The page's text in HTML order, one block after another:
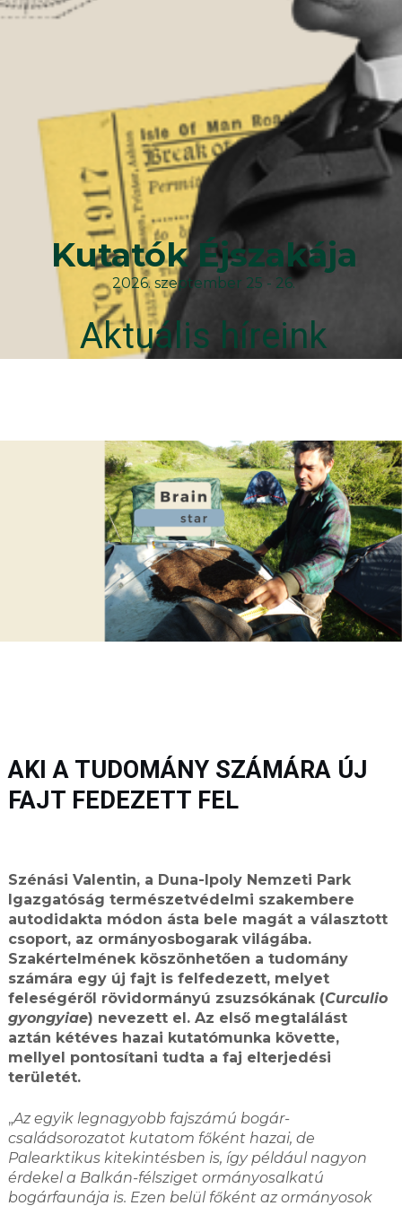
Kutatók Éjszakája
2026. szeptember 25 - 26.
Aktuális híreink
AKI A TUDOMÁNY SZÁMÁRA ÚJ
FAJT FEDEZETT FEL
Szénási Valentin, a Duna-Ipoly Nemzeti Park
Igazgatóság természetvédelmi szakembere
autodidakta módon ásta bele magát a választott
csoport, az ormányosbogarak világába.
Szakértelmének köszönhetően a tudomány
számára egy új fajt is felfedezett, melyet
feleségéről rövidormányú zsuzsókának (Curculio
gyongyiae) nevezett el. Az első megtalálást
aztán kétéves hazai kutatómunka követte,
mellyel pontosítani tudta a faj elterjedési
területét.
„Az egyik legnagyobb fajszámú bogár-
családsorozatot kutatom főként hazai, de
Palearktikus kitekintésben is, így például nagyon
érdekel a Balkán-félsziget ormányosalkatú
bogárfaunája is. Ezen belül főként az ormányosok